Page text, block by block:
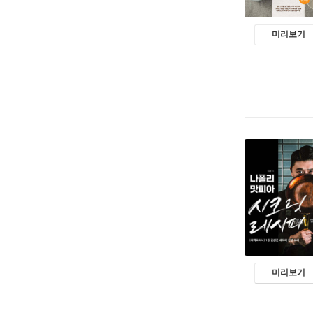
미리보기
미리보기